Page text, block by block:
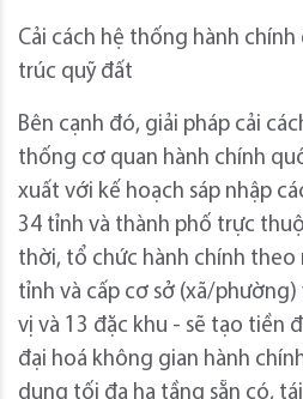
Cải cách hệ thống hành
trúc quỹ đất
Bên cạnh đó, giải pháp cải
thống cơ quan hành chính
xuất với kế hoạch sáp nhập
34 tỉnh và thành phố trực
thời, tổ chức hành chính theo
tỉnh và cấp cơ sở (xã/
vị và 13 đặc khu - sẽ tạo tiền
đại hoá không gian hành
dụng tối đa hạ tầng sẵn có,